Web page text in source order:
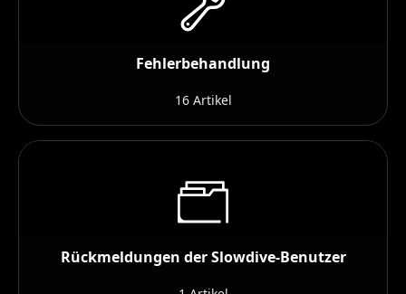
Fehlerbehandlung
16 Artikel
Rückmeldungen der Slowdive-Benutzer